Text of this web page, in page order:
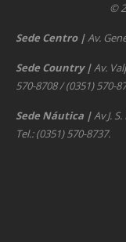
©
Sede Centro |Av.
Sede Country |Av.
570-8708 / (0351) 570-
Sede Náutica |Av J.
Tel.: (0351) 570-8737.